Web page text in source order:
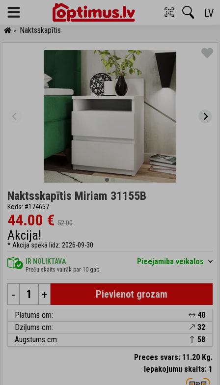
Menu LV
> Naktsskapītis
Naktsskapītis Miriam 31155B
Kods: #174657
44.00 € 52.00
Akcija!
* Akcija spēkā līdz: 2026-09-30
IR NOLIKTAVĀ
Preču skaits vairāk par 10 gab.
Pieejamība veikalos
- + Pievienot grozam
Platums cm:
40
Dziļums cm:
32
Augstums cm:
58
Preces svars: 11.20 Kg.
Iepakojumu skaits: 1